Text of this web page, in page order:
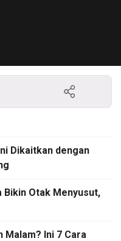
Dikaitkan dengan
Bikin Otak Menyusut,
Ini 7 Cara